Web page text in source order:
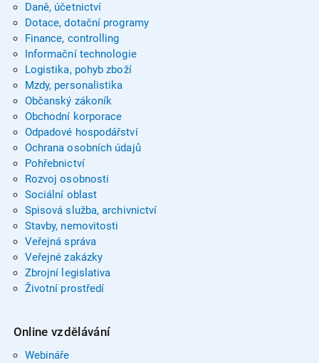
Daně, účetnictví
Dotace, dotační programy
Finance, controlling
Informační technologie
Logistika, pohyb zboží
Mzdy, personalistika
Občanský zákoník
Obchodní korporace
Odpadové hospodářství
Ochrana osobních údajů
Pohřebnictví
Rozvoj osobnosti
Sociální oblast
Spisová služba, archivnictví
Stavby, nemovitosti
Veřejná správa
Veřejné zakázky
Zbrojní legislativa
Životní prostředí
Online vzdělávání
Webináře